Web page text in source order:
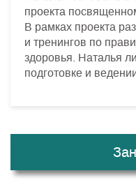
проекта
В рамках проекта
и тренингов по
здоровья. Наталья
подготовке и